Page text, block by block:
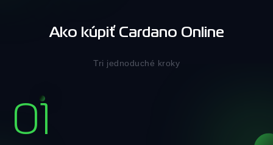
Ako kúpiť Cardano Online
Tri jednoduché kroky
01